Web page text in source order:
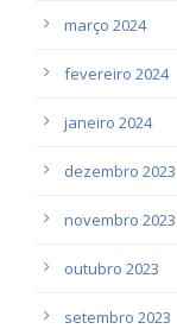
março 2024
fevereiro 2024
janeiro 2024
dezembro 2023
novembro 2023
outubro 2023
setembro 2023